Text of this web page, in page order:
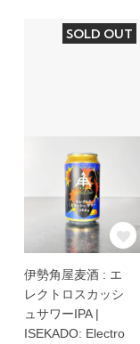
SOLD OUT
伊勢角屋麦酒 : エ
レクトロスカッシ
ュサワーIPA |
ISEKADO: Electro